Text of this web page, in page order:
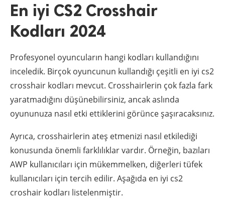
En iyi CS2 Crosshair
Kodları 2024
Profesyonel oyuncuların hangi kodları kullandığını
inceledik. Birçok oyuncunun kullandığı çeşitli en iyi cs2
crosshair kodları mevcut. Crosshairlerin çok fazla fark
yaratmadığını düşünebilirsiniz, ancak aslında
oyununuza nasıl etki ettiklerini görünce şaşıracaksınız.
Ayrıca, crosshairlerin ateş etmenizi nasıl etkilediği
konusunda önemli farklılıklar vardır. Örneğin, bazıları
AWP kullanıcıları için mükemmelken, diğerleri tüfek
kullanıcıları için tercih edilir. Aşağıda en iyi cs2
croshair kodları listelenmiştir.